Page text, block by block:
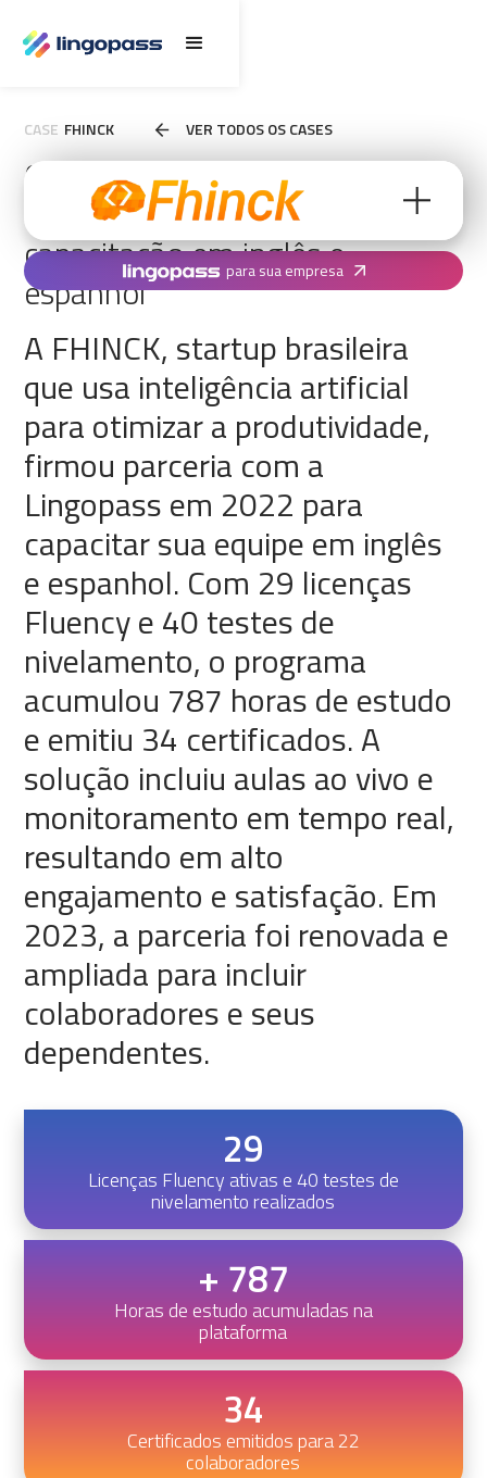
VER TODOS OS CASES
para sua empresa
CASE FHINCK
Como o time da FHINCK
alcançou +787 horas de
capacitação em inglês e
espanhol
A FHINCK, startup brasileira
que usa inteligência artificial
para otimizar a produtividade,
firmou parceria com a
Lingopass em 2022 para
capacitar sua equipe em inglês
e espanhol. Com 29 licenças
Fluency e 40 testes de
nivelamento, o programa
acumulou 787 horas de estudo
e emitiu 34 certificados. A
solução incluiu aulas ao vivo e
monitoramento em tempo real,
resultando em alto
engajamento e satisfação. Em
2023, a parceria foi renovada e
ampliada para incluir
colaboradores e seus
dependentes.
29
Licenças Fluency ativas e 40 testes de
nivelamento realizados
+ 787
Horas de estudo acumuladas na
plataforma
34
Certificados emitidos para 22
colaboradores